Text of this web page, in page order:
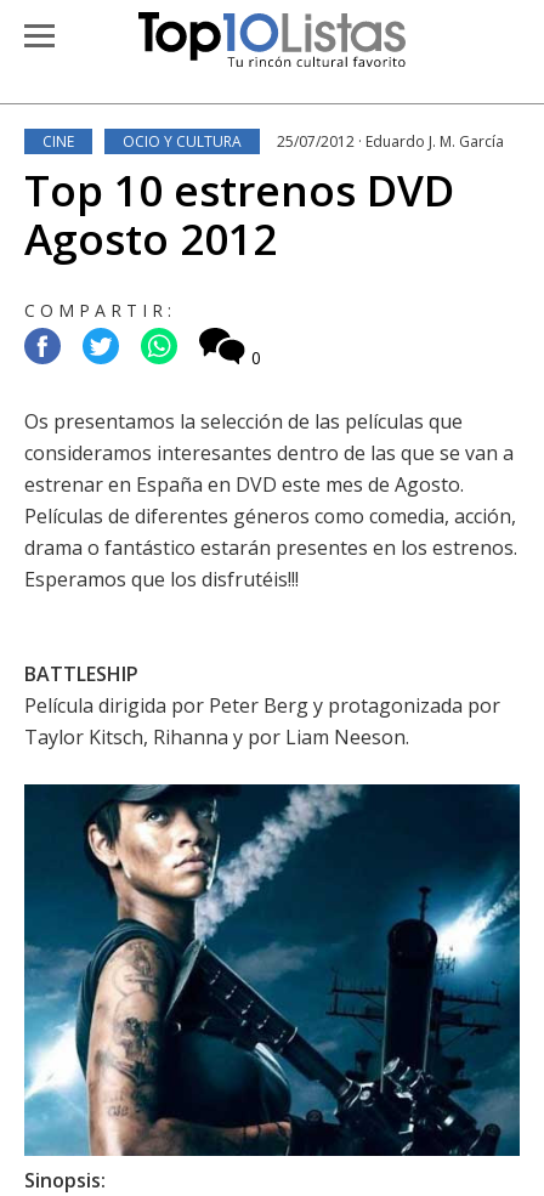
CINE OCIO Y CULTURA 25/07/2012 · Eduardo J. M. García
Top 10 estrenos DVD
Agosto 2012
COMPARTIR:
0
Os presentamos la selección de las películas que
consideramos interesantes dentro de las que se van a
estrenar en España en DVD este mes de Agosto.
Películas de diferentes géneros como comedia, acción,
drama o fantástico estarán presentes en los estrenos.
Esperamos que los disfrutéis!!!
BATTLESHIP
Película dirigida por Peter Bergy protagonizada por
Taylor Kitsch, Rihanna y por Liam Neeson.
Sinopsis: